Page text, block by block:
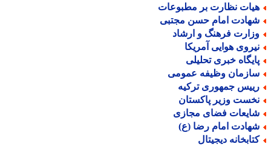
نظارت بر مطبوعات
امام حسن مجتبی
فرهنگ و ارشاد
هوایی آمریکا
خبری تحلیلی
وظیفه عمومی
جمهوری ترکیه
وزیر پاکستان
فضای مجازی
امام رضا (ع)
دیجیتال